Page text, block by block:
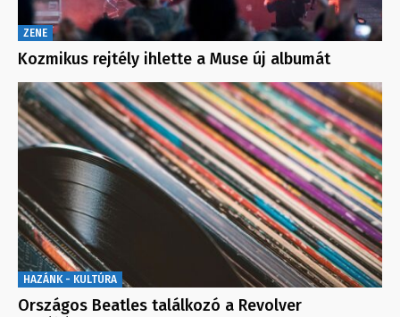
ZENE
Kozmikus rejtély ihlette a Muse új albumát
HAZÁNK - KULTÚRA
Országos Beatles találkozó a Revolver